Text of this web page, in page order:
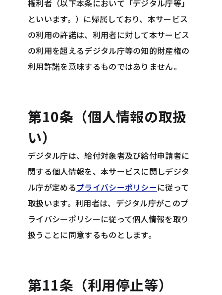
権利者（以下本条において「デジタル庁等」
といいます。）に帰属しており、本サービス
の利用の許諾は、利用者に対して本サービス
の利用を超えるデジタル庁等の知的財産権の
利用許諾を意味するものではありません。
第10条（個人情報の取扱
い）
デジタル庁は、給付対象者及び給付申請者に
関する個人情報を、本サービスに関しデジタ
ル庁が定めるプライバシーポリシーに従って
取扱います。利用者は、デジタル庁がこのプ
ライバシーポリシーに従って個人情報を取り
扱うことに同意するものとします。
第11条（利用停止等）